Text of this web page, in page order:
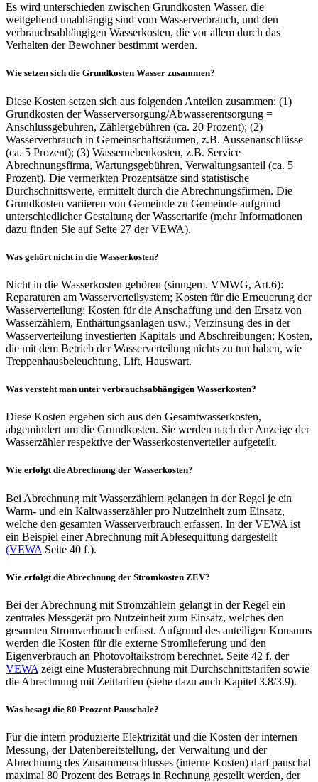
Es wird unterschieden zwischen Grundkosten Wasser, die
weitgehend unabhängig sind vom Wasserverbrauch, und den
verbrauchsabhängigen Wasserkosten, die vor allem durch das
Verhalten der Bewohner bestimmt werden.
Wie setzen sich die Grundkosten Wasser zusammen?
Diese Kosten setzen sich aus folgenden Anteilen zusammen: (1)
Grundkosten der Wasserversorgung/Abwasserentsorgung =
Anschlussgebühren, Zählergebühren (ca. 20 Prozent); (2)
Wasserverbrauch in Gemeinschaftsräumen, z.B. Aussenanschlüsse
(ca. 5 Prozent); (3) Wassernebenkosten, z.B. Service
Abrechnungsfirma, Wartungsgebühren, Verwaltungsanteil (ca. 5
Prozent). Die vermerkten Prozentsätze sind statistische
Durchschnittswerte, ermittelt durch die Abrechnungsfirmen. Die
Grundkosten variieren von Gemeinde zu Gemeinde aufgrund
unterschiedlicher Gestaltung der Wassertarife (mehr Informationen
dazu finden Sie auf Seite 27 der VEWA).
Was gehört nicht in die Wasserkosten?
Nicht in die Wasserkosten gehören (sinngem. VMWG, Art.6):
Reparaturen am Wasserverteilsystem; Kosten für die Erneuerung der
Wasserverteilung; Kosten für die Anschaffung und den Ersatz von
Wasserzählern, Enthärtungsanlagen usw.; Verzinsung des in der
Wasserverteilung investierten Kapitals und Abschreibungen; Kosten,
die mit dem Betrieb der Wasserverteilung nichts zu tun haben, wie
Treppenhausbeleuchtung, Lift, Hauswart.
Was versteht man unter verbrauchsabhängigen Wasserkosten?
Diese Kosten ergeben sich aus den Gesamtwasserkosten,
abgemindert um die Grundkosten. Sie werden nach der Anzeige der
Wasserzähler respektive der Wasserkostenverteiler aufgeteilt.
Wie erfolgt die Abrechnung der Wasserkosten?
Bei Abrechnung mit Wasserzählern gelangen in der Regel je ein
Warm- und ein Kaltwasserzähler pro Nutzeinheit zum Einsatz,
welche den gesamten Wasserverbrauch erfassen. In der VEWA ist
ein Beispiel einer Abrechnung mit Ablesequittung dargestellt
(VEWA Seite 40 f.).
Wie erfolgt die Abrechnung der Stromkosten ZEV?
Bei der Abrechnung mit Stromzählern gelangt in der Regel ein
zentrales Messgerät pro Nutzeinheit zum Einsatz, welches den
gesamten Stromverbrauch erfasst. Aufgrund des anteiligen Konsums
werden die Kosten für die externe Stromlieferung und den
Eigenverbrauch an Photovoltaikstrom berechnet. Seite 42 f. der
VEWA zeigt eine Musterabrechnung mit Durchschnittstarifen sowie
die Abrechnung mit Zeittarifen (siehe dazu auch Kapitel 3.8/3.9).
Was besagt die 80-Prozent-Pauschale?
Für die intern produzierte Elektrizität und die Kosten der internen
Messung, der Datenbereitstellung, der Verwaltung und der
Abrechnung des Zusammenschlusses (interne Kosten) darf pauschal
maximal 80 Prozent des Betrags in Rechnung gestellt werden, der